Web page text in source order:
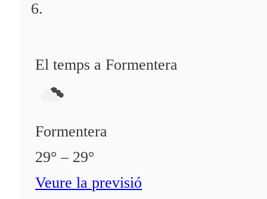
El temps a Formentera
Formentera
29° – 29°
Veure la previsió